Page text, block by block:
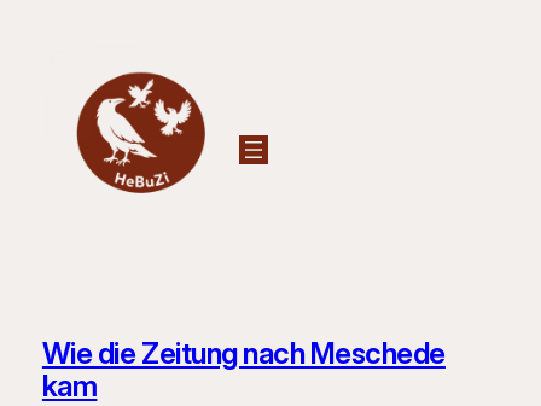
Wie die Zeitung nach Meschede
kam